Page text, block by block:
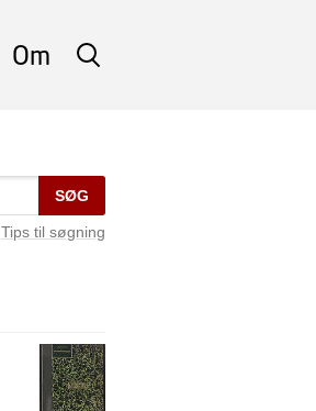
SØG
Om
SØG
Tips til søgning